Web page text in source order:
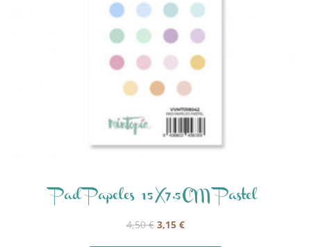
Pad Papeles 15X7,5CM Pastel
4,50€ El
3,15 €El